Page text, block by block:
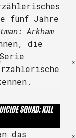
fünf Jahre
Arkham
die
SQUAD: KILL
das